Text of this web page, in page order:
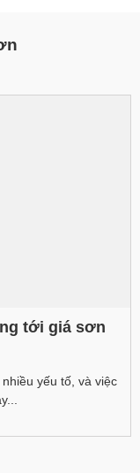
tới giá sơn
yếu tố, và việc